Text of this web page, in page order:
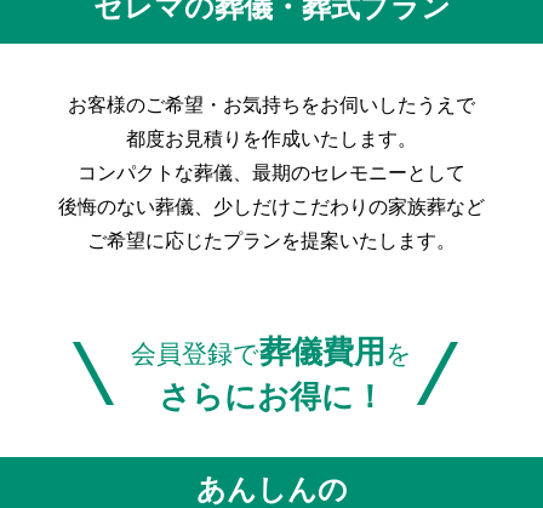
セレマの葬儀・葬式プラン
お客様のご希望・お気持ちをお伺いしたうえで
都度お見積りを作成いたします。
コンパクトな葬儀、最期のセレモニーとして
後悔のない葬儀、 少しだけこだわりの家族葬など
ご希望に応じたプランを提案いたします。
\ 会員登録で葬儀費用 を
さらにお得に！ /
あんしんの